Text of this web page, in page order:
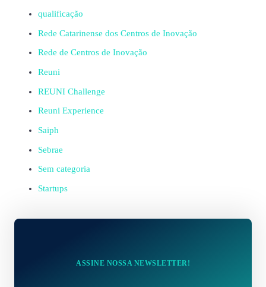
qualificação
Rede Catarinense dos Centros de Inovação
Rede de Centros de Inovação
Reuni
REUNI Challenge
Reuni Experience
Saiph
Sebrae
Sem categoria
Startups
ASSINE NOSSA NEWSLETTER!